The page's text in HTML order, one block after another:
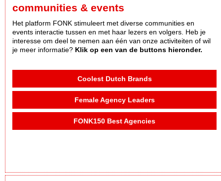
communities & events
Het platform FONK stimuleert met diverse communities en
events interactie tussen en met haar lezers en volgers. Heb je
interesse om deel te nemen aan één van onze activiteiten of wil
je meer informatie? Klik op een van de buttons hieronder.
Coolest Dutch Brands
Female Agency Leaders
FONK150 Best Agencies